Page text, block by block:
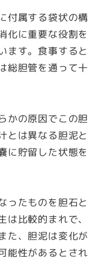
付属する袋状の構
化に重要な役割を
ます。食事すると
総胆管を通って十
かの原因でこの胆
とは異なる胆泥と
に貯留した状態を
ったものを胆石と
比較的まれで、
た、胆泥は変化が
能性があるとされ